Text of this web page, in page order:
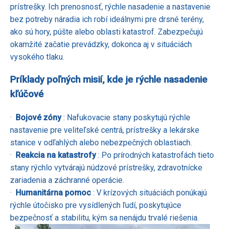
prístrešky. Ich prenosnosť, rýchle nasadenie a nastavenie
bez potreby náradia ich robí ideálnymi pre drsné terény,
ako sú hory, púšte alebo oblasti katastrof. Zabezpečujú
okamžité začatie prevádzky, dokonca aj v situáciách
vysokého tlaku.
Príklady poľných misií, kde je rýchle nasadenie
kľúčové
· Bojové zóny: Nafukovacie stany poskytujú rýchle
nastavenie pre veliteľské centrá, prístrešky a lekárske
stanice v odľahlých alebo nebezpečných oblastiach.
· Reakcia na katastrofy: Po prírodných katastrofách tieto
stany rýchlo vytvárajú núdzové prístrešky, zdravotnícke
zariadenia a záchranné operácie.
· Humanitárna pomoc : V krízových situáciách ponúkajú
rýchle útočisko pre vysídlených ľudí, poskytujúce
bezpečnosť a stabilitu, kým sa nenájdu trvalé riešenia.